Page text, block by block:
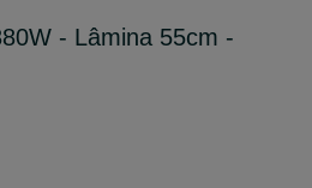
- Lâmina 55cm -